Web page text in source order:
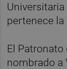
Universitaria
pertenece la
El
nombrado a